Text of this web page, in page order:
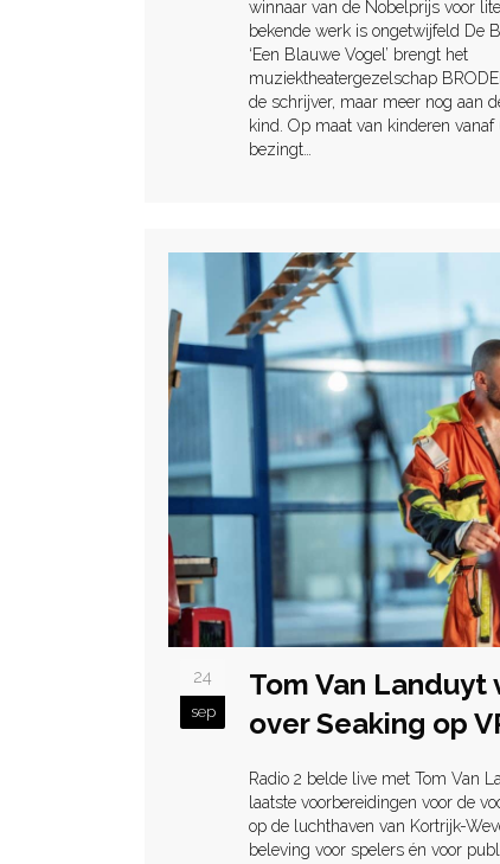
winnaar van de Nobelprijs voor
bekende werk is ongetwijfeld De
‘Een Blauwe Vogel’ brengt het
muziektheatergezelschap
de schrijver, maar meer nog aan
kind. Op maat van kinderen
bezingt…
24
sep
Tom Van
over Seaking op
Radio 2 belde live met Tom Van
laatste voorbereidingen voor de
op de luchthaven van Kortrijk-
beleving voor spelers én voor